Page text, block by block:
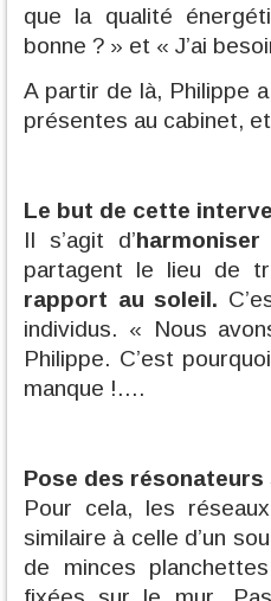
que la qualité
bonne ? » et « J’ai
A partir de là, Philippe
présentes au cabinet,
Le but de cette
Il s’agit d’
partagent le lieu de
rapport au soleil.
individus. « Nous
Philippe. C’est
manque !....
Pose des résonateurs
Pour cela, les
similaire à celle d’un
de minces